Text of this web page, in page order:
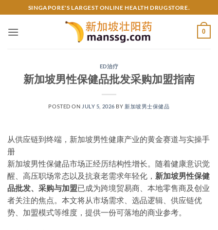
to
content
SINGAPORE'S LARGEST ONLINE HEALTH DRUGSTORE.
0
ED治疗
新加坡男性保健品批发采购加盟指南
POSTED ON JULY 5, 2026 BY 新加坡男士保健品
从供应链到终端，新加坡男性健康产业的黄金赛道与实操手
册
新加坡男性保健品市场正经历结构性增长。随着健康意识觉
醒、高压职场常态以及抗衰老需求年轻化， 新加坡男性保健
品批发、采购与加盟已成为跨境贸易商、本地零售商及创业
者关注的焦点。本文将从市场需求、选品逻辑、供应链优
势、加盟模式等维度，提供一份可落地的商业参考。